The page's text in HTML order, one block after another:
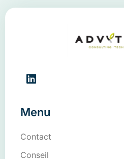
Menu
Contact
Conseil